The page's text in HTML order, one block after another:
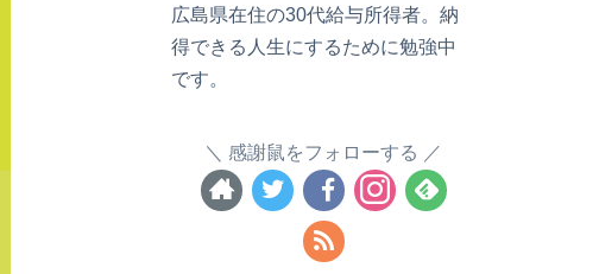
広島県在住の30代給与所得者。納
得できる人生にするために勉強中
です。
感謝鼠をフォローする